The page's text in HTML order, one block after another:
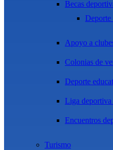
Becas
Deporte
Apoyo a
Colonias de
Deporte
Liga deportiva
Encuentros
Turismo